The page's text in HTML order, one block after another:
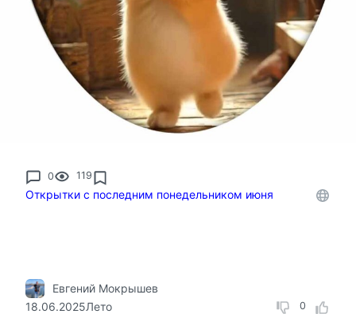
0 119
Открытки с последним понедельником июня
0
Евгений Мокрышев
18.06.2025Лето